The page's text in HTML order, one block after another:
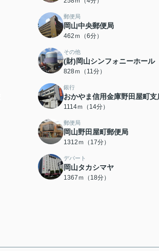
郵便局
岡山中央郵便局
462ｍ（6分）
その他
(財)岡山シンフォニーホール
828ｍ（11分）
銀行
おかやま信用金庫野田屋町支
1114ｍ（14分）
郵便局
岡山野田屋町郵便局
1312ｍ（17分）
デパート
岡山タカシマヤ
1367ｍ（18分）